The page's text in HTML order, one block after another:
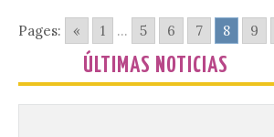
Pages: « 1 ... 5 6 7 8 9
ÚLTIMAS NOTICIAS
El gran libro del eclipse
9 Ago 2026